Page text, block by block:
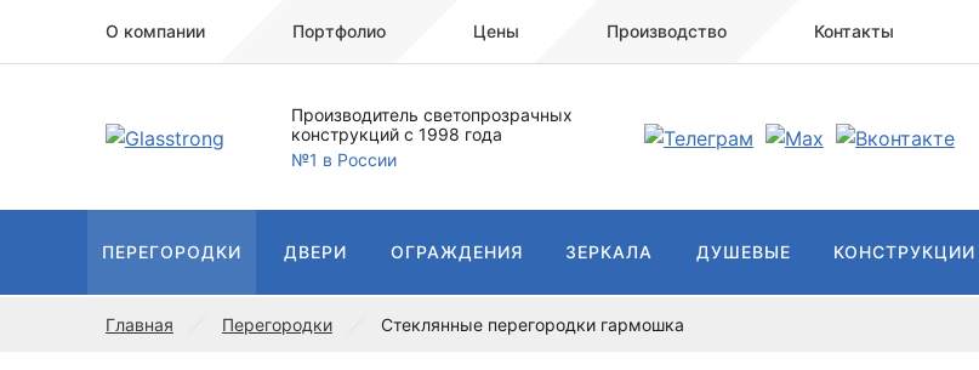
О компании Портфолио Цены Производство Контакты
Производитель светопрозрачных
конструкций с 1998 года
№1 в России
ПЕРЕГОРОДКИ ДВЕРИ ОГРАЖДЕНИЯ ЗЕРКАЛА ДУШЕВЫЕ КОНСТРУКЦИИ
Главная Перегородки Стеклянные перегородки гармошка